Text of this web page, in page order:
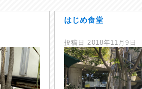
はじめ食堂
投稿日2018年11月9日